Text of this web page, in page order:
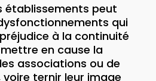
établissements peut
qui
à la continuité
en cause la
associations ou de
ternir leur image